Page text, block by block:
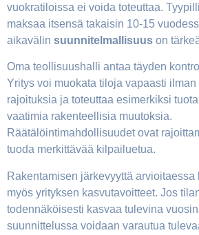
vuokratiloissa ei voida toteuttaa.
maksaa itsensä takaisin 10-15
aikavälin suunnitelmallisuus on
Oma teollisuushalli antaa täyden
Yritys voi muokata tiloja vapaasti
rajoituksia ja toteuttaa esimerkiksi
vaatimia rakenteellisia muutoksia.
Räätälöintimahdollisuudet ovat
tuoda merkittävää kilpailuetua.
Rakentamisen järkevyyttä
myös yrityksen kasvutavoitteet. Jos
todennäköisesti kasvaa tulevina
suunnittelussa voidaan varautua